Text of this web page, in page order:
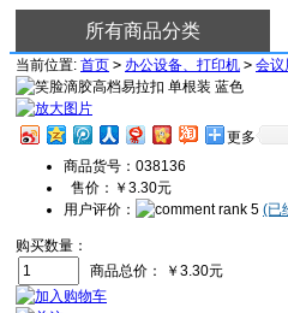
所有商品分类
当前位置: 首页 > 办公设备、打印机 > 会议
更多
商品货号：038136
售价： ￥3.30元
用户评价：
(已
购买数量：
商品总价：
￥3.30元